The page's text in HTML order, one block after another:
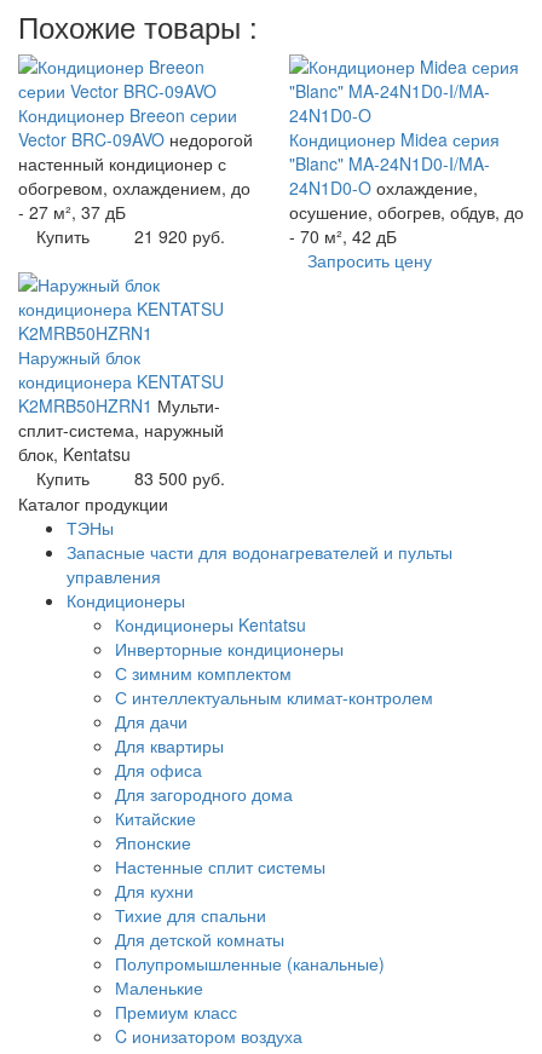
Похожие товары :
Кондиционер Breeon серии
Vector BRC-09AVO недорогой
настенный кондиционер с
обогревом, охлаждением, до
- 27 м², 37 дБ
Купить
21 920 руб.
Кондиционер Midea серия
"Blanc" MA-24N1D0-I/MA-
24N1D0-O охлаждение,
осушение, обогрев, обдув, до
- 70 м², 42 дБ
Запросить цену
Наружный блок
кондиционера KENTATSU
K2MRB50HZRN1 Мульти-
сплит-система, наружный
блок, Kentatsu
Купить
83 500 руб.
Каталог продукции
ТЭНы
Запасные части для водонагревателей и пульты
управления
Кондиционеры
Кондиционеры Kentatsu
Инверторные кондиционеры
С зимним комплектом
С интеллектуальным климат-контролем
Для дачи
Для квартиры
Для офиса
Для загородного дома
Китайские
Японские
Настенные сплит системы
Для кухни
Тихие для спальни
Для детской комнаты
Полупромышленные (канальные)
Маленькие
Премиум класс
C ионизатором воздуха